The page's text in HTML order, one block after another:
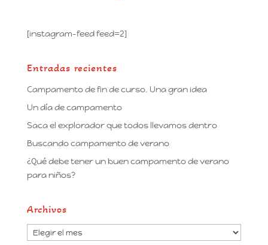
[instagram-feed feed=2]
Entradas recientes
Campamento de fin de curso. Una gran idea
Un día de campamento
Saca el explorador que todos llevamos dentro
Buscando campamento de verano
¿Qué debe tener un buen campamento de verano
para niños?
Archivos
Archivos